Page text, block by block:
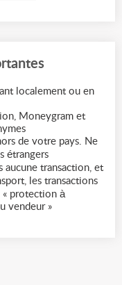
localement ou en
Moneygram et
de votre pays. Ne
étrangers
aucune transaction, et
les transactions
« protection à
vendeur »